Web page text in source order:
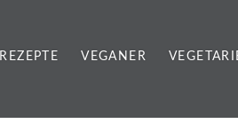
REZEPTE VEGANER